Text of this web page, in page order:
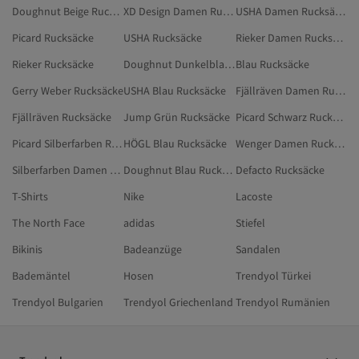
Doughnut Beige Rucksäcke
XD Design Damen Rucksäcke
USHA Damen Rucksäcke
Picard Rucksäcke
USHA Rucksäcke
Rieker Damen Rucksäcke
Rieker Rucksäcke
Doughnut Dunkelblau RucksäckeBlau Rucksäcke
Gerry Weber RucksäckeUSHA Blau Rucksäcke
Fjällräven Damen Rucksäcke
Fjällräven Rucksäcke
Jump Grün Rucksäcke
Picard Schwarz Rucksäcke
Picard Silberfarben Rucksäcke HÖGL Blau Rucksäcke
Wenger Damen Rucksäcke
Silberfarben Damen Rucksäcke
Doughnut Blau Rucksäcke Defacto Rucksäcke
T-Shirts
Nike
Lacoste
The North Face
adidas
Stiefel
Bikinis
Badeanzüge
Sandalen
Bademäntel
Hosen
Trendyol Türkei
Trendyol Bulgarien
Trendyol Griechenland Trendyol Rumänien